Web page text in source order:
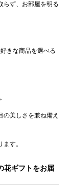
らず、お部屋を明る
きな商品を選べる
美しさを兼ね備え
す。
花ギフトをお届